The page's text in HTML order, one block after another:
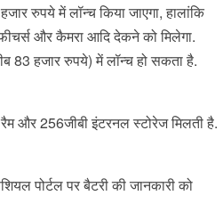
रुपये में लॉन्च किया जाएगा, हालांकि
और कैमरा आदि देकने को मिलेगा.
83 हजार रुपये) में लॉन्च हो सकता है.
और 256जीबी इंटरनल स्टोरेज मिलती है.
पोर्टल पर बैटरी की जानकारी को